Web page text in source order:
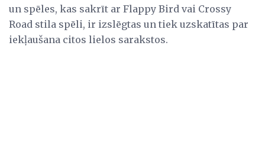
un spēles, kas sakrīt ar Flappy Bird vai Crossy
Road stila spēli, ir izslēgtas un tiek uzskatītas par
iekļaušana citos lielos sarakstos.